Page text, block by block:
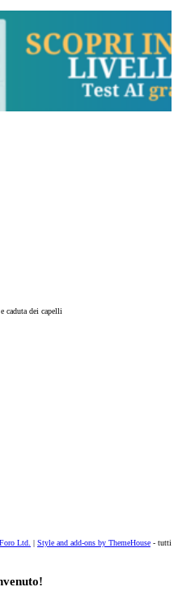
caduta dei capelli
Ltd. | Style and add-ons by ThemeHouse - tutti